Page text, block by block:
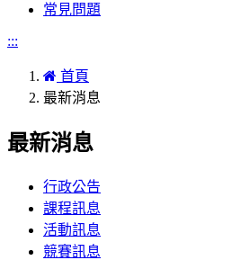
常見問題
:::
首頁
最新消息
最新消息
行政公告
課程訊息
活動訊息
競賽訊息